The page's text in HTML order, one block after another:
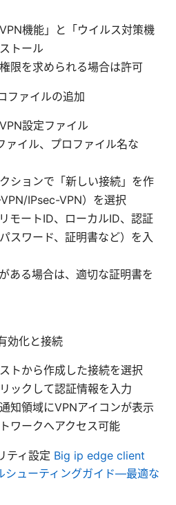
機能」と「ウイルス対策機
トール
限を求められる場合は許可
ファイルの追加
設定ファイル
ァイル、プロファイル名な
ションで「新しい接続」を作
IPsec-VPN）を選択
モートID、ローカルID、認証
スワード、証明書など）を入
ある場合は、適切な証明書を
効化と接続
トから作成した接続を選択
ックして認証情報を入力
知領域にVPNアイコンが表示
ワークへアクセス可能
ティ設定 Big ip edge client
シューティングガイド—最適な